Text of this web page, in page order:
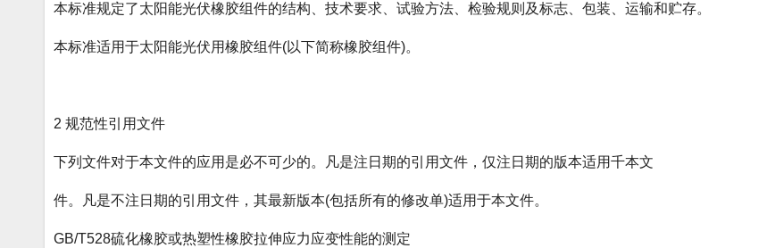
本标准规定了太阳能光伏橡胶组件的结构、技术要求、试验方法、检验规则及标志、包装、运输和贮存。
本标准适用于太阳能光伏用橡胶组件(以下简称橡胶组件)。
2 规范性引用文件
下列文件对于本文件的应用是必不可少的。凡是注日期的引用文件，仅注日期的版本适用千本文
件。凡是不注日期的引用文件，其最新版本(包括所有的修改单)适用于本文件。
GB/T528硫化橡胶或热塑性橡胶拉伸应力应变性能的测定